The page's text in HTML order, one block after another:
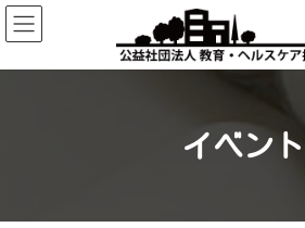
コ
ン
テ
ツ
ナ
ビ
ゲ
シ
イベント